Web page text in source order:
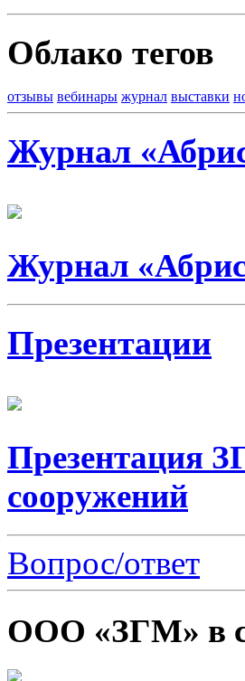
Облако тегов
отзывы вебинары журнал выставки
Журнал
Журнал
Презентации
Презентация
сооружений
Вопрос/ответ
ООО «ЗГМ» в